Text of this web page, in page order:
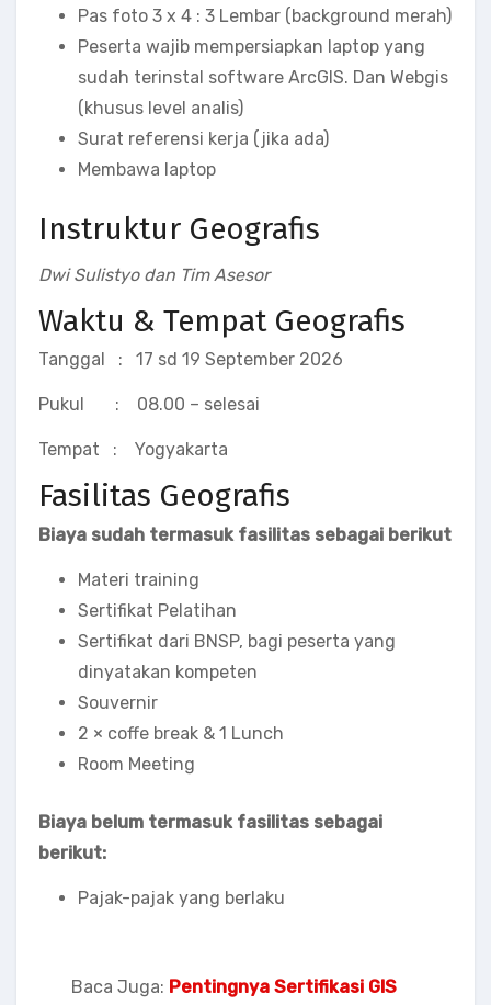
Pas foto 3 x 4 : 3 Lembar (background merah)
Peserta wajib mempersiapkan laptop yang
sudah terinstal software ArcGIS. Dan Webgis
(khusus level analis)
Surat referensi kerja (jika ada)
Membawa laptop
Instruktur Geografis
Dwi Sulistyo dan Tim Asesor
Waktu & Tempat Geografis
Tanggal : 17 sd 19 September 2026
Pukul : 08.00 – selesai
Tempat : Yogyakarta
Fasilitas Geografis
Biaya sudah termasuk fasilitas sebagai berikut
Materi training
Sertifikat Pelatihan
Sertifikat dari BNSP, bagi peserta yang
dinyatakan kompeten
Souvernir
2 × coffe break & 1 Lunch
Room Meeting
Biaya belum termasuk fasilitas sebagai
berikut:
Pajak-pajak yang berlaku
Baca Juga: Pentingnya Sertifikasi GIS